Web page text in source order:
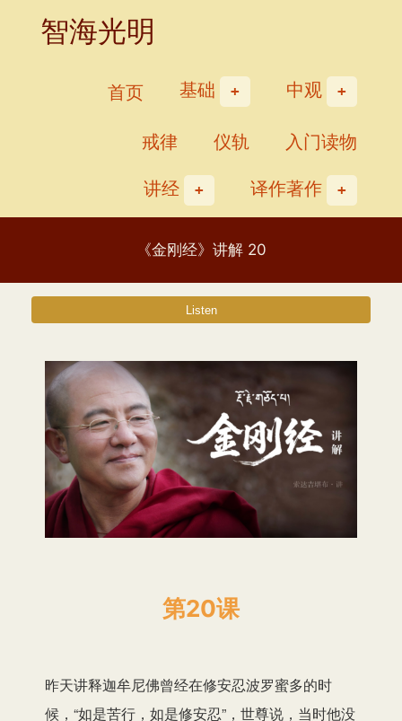
智海光明
首页 基础
中观
戒律
仪轨
入门读物
讲经
译作著作
《金刚经》讲解 20
第20课
昨天讲释迦牟尼佛曾经在修安忍波罗蜜多的时
候，“如是苦行，如是修安忍”，世尊说，当时他没